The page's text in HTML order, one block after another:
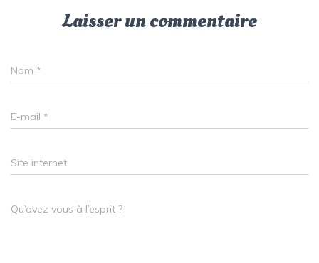
Laisser un commentaire
Nom *
E-mail *
Site internet
Qu’avez vous à l’esprit ?